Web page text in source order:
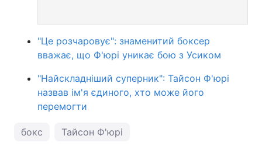
"Це розчаровує": знаменитий боксер
вважає, що Ф'юрі уникає бою з Усиком
"Найскладніший суперник": Тайсон Ф'юрі
назвав ім'я єдиного, хто може його
перемогти
бокс Тайсон Ф'юрі